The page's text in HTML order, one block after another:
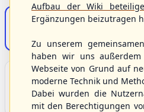
S/HBV-Shop
Unser Sport
Grundlagen und
und Baseball5.
Aufbau der Wiki
Ergänzungen beizutragen
Zu unserem
haben wir uns außerdem
Webseite von Grund auf
moderne Technik und
Dabei wurden die
mit den Berechtigungen